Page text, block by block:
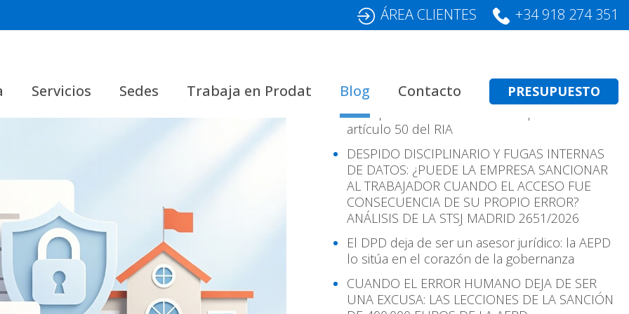
ÁREA CLIENTES +34 918 274 351
PRESUPUESTO
Servicios Sedes Trabaja en Prodat Blog Contacto
Transparencia en IA: cómo cumplir con el
artículo 50 del RIA
DESPIDO DISCIPLINARIO Y FUGAS INTERNAS
DE DATOS: ¿PUEDE LA EMPRESA SANCIONAR
AL TRABAJADOR CUANDO EL ACCESO FUE
CONSECUENCIA DE SU PROPIO ERROR?
ANÁLISIS DE LA STSJ MADRID 2651/2026
El DPD deja de ser un asesor jurídico: la AEPD
lo sitúa en el corazón de la gobernanza
CUANDO EL ERROR HUMANO DEJA DE SER
UNA EXCUSA: LAS LECCIONES DE LA SANCIÓN